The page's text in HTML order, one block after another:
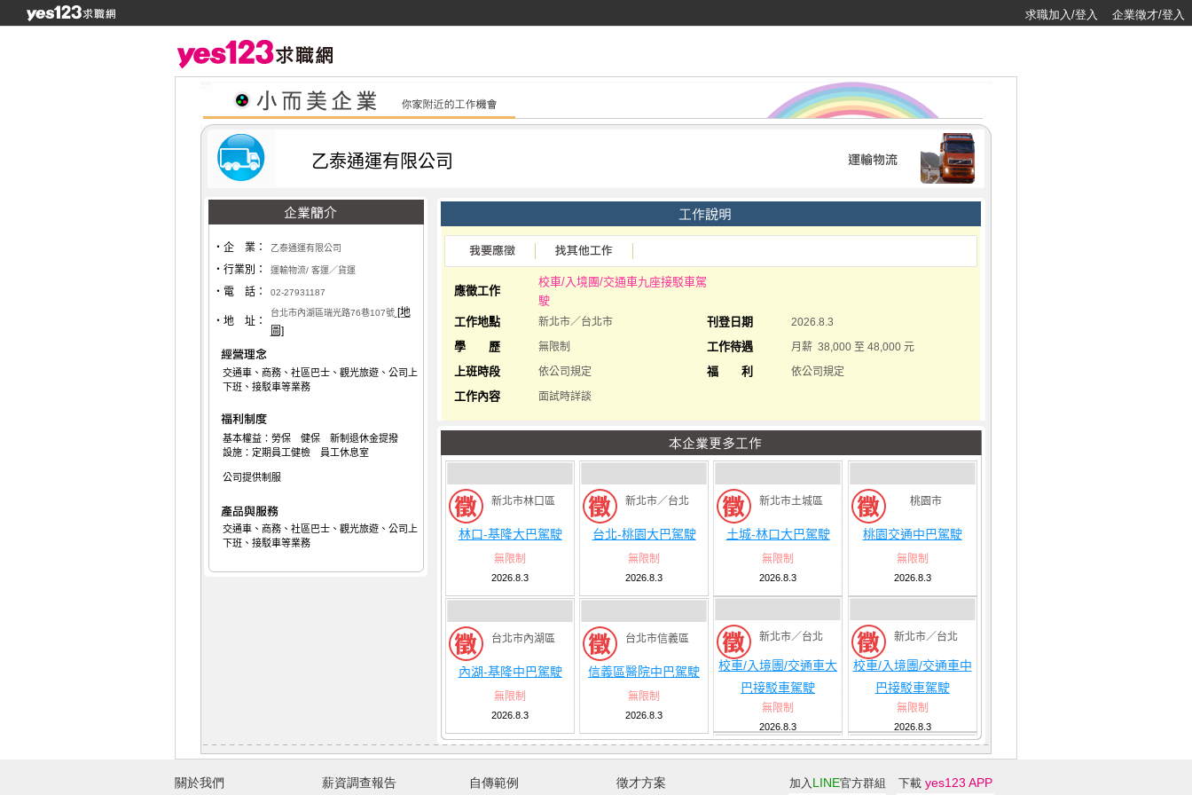
求職加入/登入 企業徵才/登入
乙泰通運有限公司
‧企 業： 乙泰通運有限公司
‧行業別： 運輸物流/ 客運／貨運
‧電 話： 02-27931187
‧地 址：
台北市內湖區瑞光路76巷107號 [地
圖]
交通車、商務、社區巴士、觀光旅遊、公司上
下班、接駁車等業務
基本權益：勞保 健保 新制退休金提撥
設施：定期員工健檢 員工休息室
公司提供制服
交通車、商務、社區巴士、觀光旅遊、公司上
下班、接駁車等業務
應徵工作
校車/入境團/交通車九座接駁車駕
駛
工作地點
新北市／台北市 刊登日期 2026.8.3
學 歷 無限制 工作待遇 月薪 38,000 至 48,000 元
上班時段 依公司規定 福 利 依公司規定
工作內容 面試時詳談
新北市林口區
林口-基隆大巴駕駛
無限制
2026.8.3
新北市／台北
台北-桃園大巴駕駛
無限制
2026.8.3
新北市土城區
土城-林口大巴駕駛
無限制
2026.8.3
桃園市
桃園交通中巴駕駛
無限制
2026.8.3
台北市內湖區
內湖-基隆中巴駕駛
無限制
2026.8.3
台北市信義區
信義區醫院中巴駕駛
無限制
2026.8.3
新北市／台北
校車/入境團/交通車大
巴接駁車駕駛
無限制
2026.8.3
新北市／台北
校車/入境團/交通車中
巴接駁車駕駛
無限制
2026.8.3
關於我們 薪資調查報告 自傳範例 徵才方案 加入 LINE官方群組 下載 yes123 APP